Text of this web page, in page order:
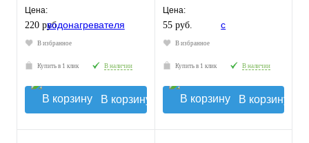
Цена:
220 руб.
В избранное
Купить в 1 клик В наличии
В корзину
Цена:
55 руб.
В избранное
Купить в 1 клик В наличии
В корзину